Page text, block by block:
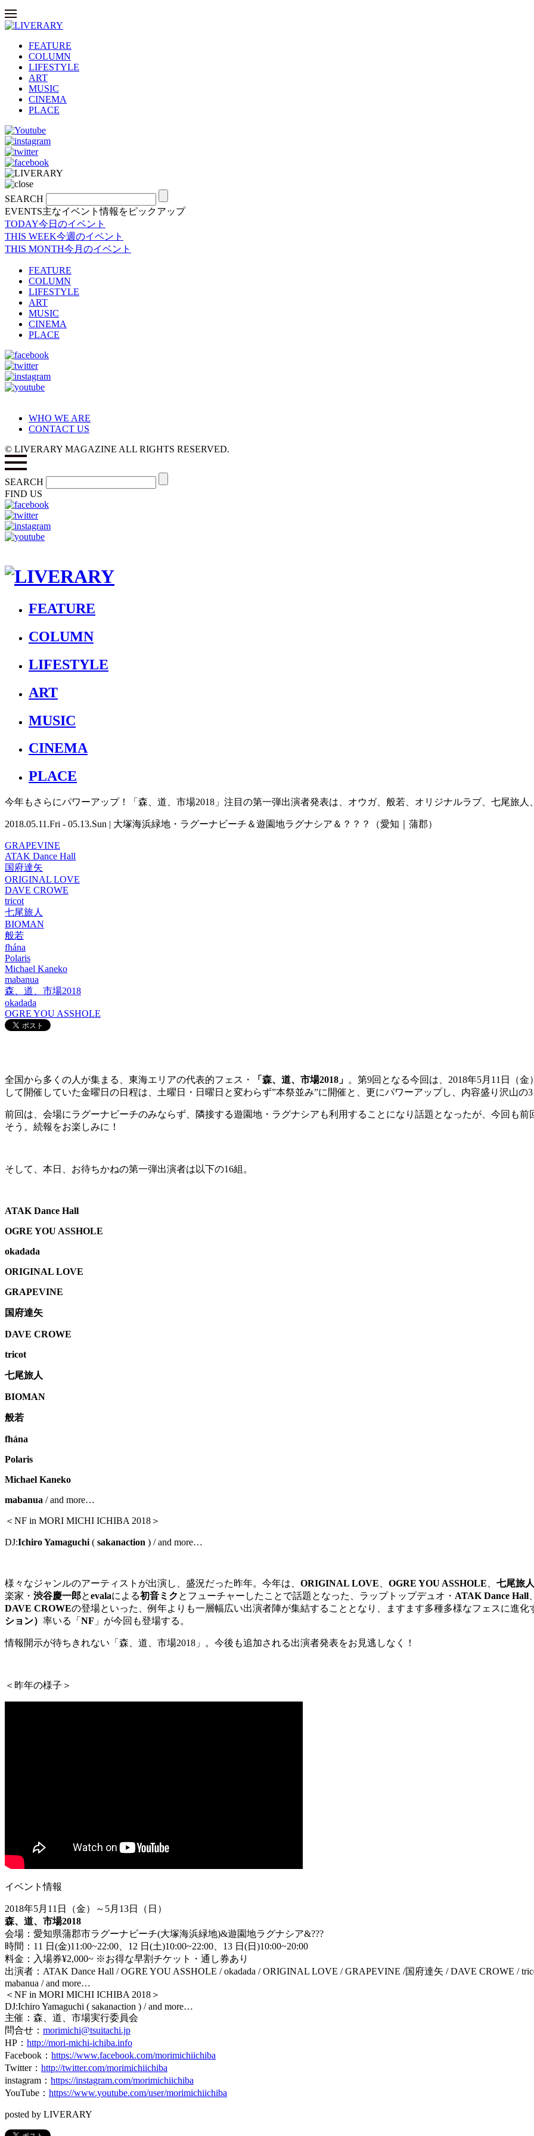
FEATURE
COLUMN
LIFESTYLE
ART
MUSIC
CINEMA
PLACE
SEARCH
EVENTS主なイベント情報をピックアップ
TODAY今日のイベント
THIS WEEK今週のイベント
THIS MONTH今月のイベント
FEATURE
COLUMN
LIFESTYLE
ART
MUSIC
CINEMA
PLACE
WHO WE ARE
CONTACT US
© LIVERARY MAGAZINE ALL RIGHTS RESERVED.
SEARCH
FIND US
FEATURE
COLUMN
LIFESTYLE
ART
MUSIC
CINEMA
PLACE
今年もさらにパワーアップ！「森、道、市場2018」注目の第一弾出演者発表は、オウガ、般若、オリジナルラブ、七尾旅人
2018.05.11.Fri - 05.13.Sun | 大塚海浜緑地・ラグーナビーチ＆遊園地ラグナシア＆？？？（愛知｜蒲郡）
GRAPEVINE
ATAK Dance Hall
国府達矢
ORIGINAL LOVE
DAVE CROWE
tricot
七尾旅人
BIOMAN
般若
fhána
Polaris
Michael Kaneko
mabanua
森、道、市場2018
okadada
OGRE YOU ASSHOLE
全国から多くの人が集まる、東海エリアの代表的フェス・ 「森、道、市場2018 」 。第9回となる今回は、 2018年5月 11 日（金
して開催していた金曜日の日程は、土曜日・日曜日と変わらず”本祭並み”に開催と、更にパワーアップし、内容盛り沢山の3
前回は、会場にラグーナビーチのみならず、隣接する遊園地・ラグナシアも利用することになり話題となったが、今回も
そう。続報をお楽しみに！
そして、本日、お待ちかねの第一弾出演者は以下の16組。
ATAK Dance Hall
OGRE YOU ASSHOLE
okadada
ORIGINAL LOVE
GRAPEVINE
国府達矢
DAVE CROWE
tricot
七尾旅人
BIOMAN
般若
fhána
Polaris
Michael Kaneko
mabanua / and more…
＜ NF in MORI MICHI ICHIBA 2018 ＞
DJ:Ichiro Yamaguchi ( sakanaction ) / and more…
様々なジャンルのアーティストが出演し、盛況だった昨年。今年は、 ORIGINAL LOVE OGRE YOU ASSHOLE 七尾旅人
楽家・ 渋谷慶一郎とevalaによる初音ミク とフューチャーしたことで話題となった、ラップトップデュオ・ ATAK Dance Hall
DAVE CROWEの登場といった、例年よりも一層幅広い出演者陣が集結することとなり、ますます多種多様なフェスに進
ション） 率いる「 NF 」が今回も登場する。
情報開示が待ちきれない「森、道、市場2018」。今後も追加される出演者発表をお見逃しなく！
＜昨年の様子＞
イベント情報
2018年5月 11 日（金）～ 5月 13日（日）
森、道、市場2018
会場：愛知県蒲郡市ラグーナビーチ(大塚海浜緑地)&遊園地ラグナシア&???
時間： 11 日 (金)11:00~22:00 12 日 (土)10:00~22:00 13 日 (日 )10:00~20:00
料金：入場券¥2,000~ ※お得な早割チケット・通し券あり
出演者： ATAK Dance Hall / OGRE YOU ASSHOLE / okadada / ORIGINAL LOVE / GRAPEVINE /国府達矢 / DAVE CROWE /
mabanua / and more…
＜ NF in MORI MICHI ICHIBA 2018 ＞
DJ:Ichiro Yamaguchi ( sakanaction ) / and more…
主催：森、道、市場実行委員会
問合せ： morimichi@tsuitachi.jp
HP： http://mori-michi-ichiba.info
Facebook： https://www.facebook.com/morimichiichiba
Twitter： http://twitter.com/morimichiichiba
instagram： https://instagram.com/morimichiichiba
YouTube： https://www.youtube.com/user/morimichiichiba
posted by LIVERARY